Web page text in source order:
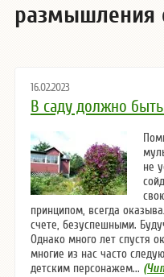
размышления
16.02.2023
В саду должно
не
принципом, всегда
счете, безуспешными.
Однако много лет спустя
многие из нас часто
детским персонажем...